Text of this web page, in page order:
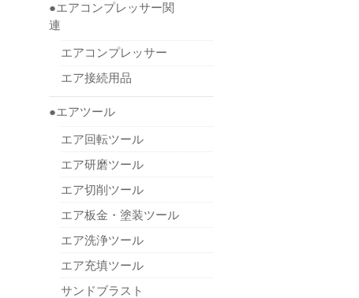
●エアコンプレッサー関
連
エアコンプレッサー
エア接続用品
●エアツール
エア回転ツール
エア研磨ツール
エア切削ツール
エア板金・塗装ツール
エア洗浄ツール
エア充填ツール
サンドブラスト